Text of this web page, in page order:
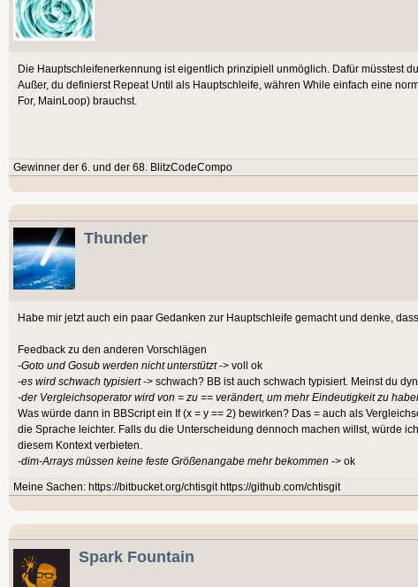
Die Hauptschleifenerkennung ist eigentlich prinzipiell unmöglich. Dafür müsstest
Außer, du definierst Repeat Until als Hauptschleife, währen While einfach eine
For, MainLoop) brauchst.
Gewinner der 6. und der 68. BlitzCodeCompo
Thunder
Habe mir jetzt auch ein paar Gedanken zur Hauptschleife gemacht und denke,
Feedback zu den anderen Vorschlägen
-Goto und Gosub werden nicht unterstützt-> voll ok
-es wird schwach typisiert-> schwach? BB ist auch schwach typisiert. Meinst du
-der Vergleichsoperator wird von = zu == verändert, um mehr Eindeutigkeit zu
Was würde dann in BBScript ein If (x = y == 2) bewirken? Das = auch als
die Sprache leichter. Falls du die Unterscheidung dennoch machen willst, würde
diesem Kontext verbieten.
-dim-Arrays müssen keine feste Größenangabe mehr bekommen -> ok
Meine Sachen: https://bitbucket.org/chtisgit https://github.com/chtisgit
Spark Fountain